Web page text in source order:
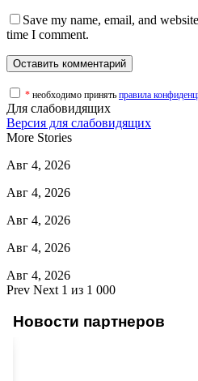
Save my name, email, and
time I comment.
* необходимо принять правила
Для слабовидящих
Версия для слабовидящих
More Stories
Авг 4, 2026
Авг 4, 2026
Авг 4, 2026
Авг 4, 2026
Авг 4, 2026
Prev Next 1 из 1 000
Новости партнеров